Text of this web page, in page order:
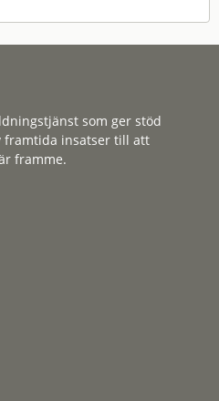
som ger stöd
framtida insatser till att
framme.